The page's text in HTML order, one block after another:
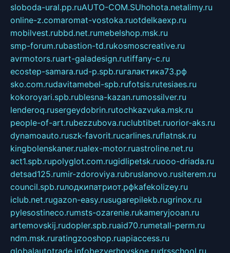
sloboda-ural.pp.ruAUTO-COM.SUhohota.netalimy.ru
online-z.comaromat-vostoka.ruotdelkaexp.ru
mobilvest.rubbd.net.rumebelshop.msk.ru
smp-forum.rubastion-td.rukosmoscreative.ru
avrmotors.ruart-galadesign.rutiffany-c.ru
ecostep-samara.rud-p.spb.ruгалактика73.рф
sko.com.rudavitamebel-spb.rufotsis.rutesiaes.ru
kokoroyari.spb.rublesna-kazan.rumossilver.ru
lenderoq.rusergeydobrin.rutochkazvuka.msk.ru
people-of-art.rubezzubova.ruclubtibet.ruorior-aks.ru
dynamoauto.ruszk-favorit.rucarlines.ruflatnsk.ru
kingbolenskaner.rualex-motor.ruastroline.net.ru
act1.spb.rupolyglot.com.rugidlipetsk.ruooo-driada.ru
detsad125.rumir-zdoroviya.rubruslanovo.rusiterem.ru
council.spb.ruлодкипатриот.рфkafekolizey.ru
iclub.net.rugazon-easy.rusugarepilekb.rugrinox.ru
pylesostineco.rumsts-ozarenie.rukameryjooan.ru
artemovskij.rudopler.spb.ruaid70.rumetall-perm.ru
ndm.msk.ruratingzooshop.ruapiaccess.ru
globalautotrade.infobezverhovskoe.rudrsschool.ru